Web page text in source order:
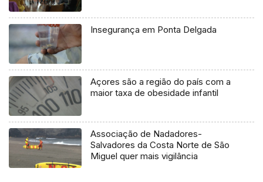
Insegurança em Ponta Delgada
Açores são a região do país com a
maior taxa de obesidade infantil
Associação de Nadadores-
Salvadores da Costa Norte de São
Miguel quer mais vigilância